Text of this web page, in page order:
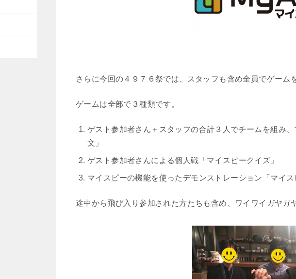
さらに今回の４９７６祭では、スタッフも含め全員でゲーム
ゲームは全部で３種類です。
ゲスト参加者さん＋スタッフの合計３人でチームを組み
文」
ゲスト参加者さんによる個人戦「マイスピークイズ」
マイスピーの機能を使ったデモンストレーション「マイ
途中から飛び入り参加された方たちも含め、ワイワイガヤガ